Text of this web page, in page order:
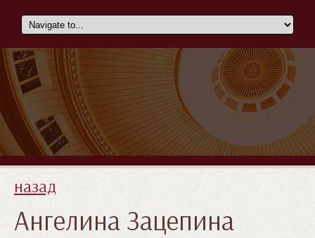
назад
Ангелина Зацепина